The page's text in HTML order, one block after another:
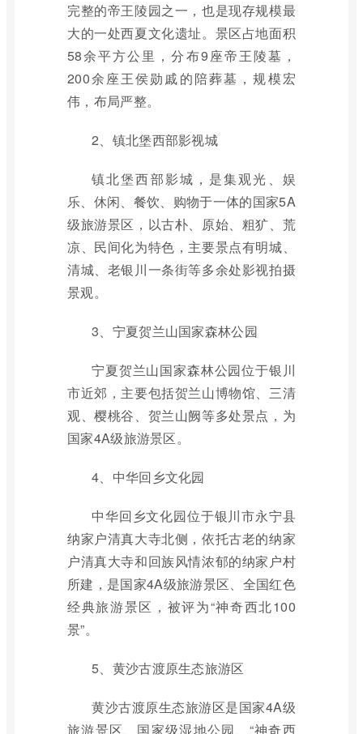
完整的帝王陵园之一，也是现存规模最
大的一处西夏文化遗址。景区占地面积
58余平方公里，分布9座帝王陵墓，
200余座王侯勋戚的陪葬墓，规模宏
伟，布局严整。
2、镇北堡西部影视城
镇北堡西部影城，是集观光、娱
乐、休闲、餐饮、购物于一体的国家5A
级旅游景区，以古朴、原始、粗犷、荒
凉、民间化为特色，主要景点有明城、
清城、老银川一条街等多余处影视拍摄
景观。
3、宁夏贺兰山国家森林公园
宁夏贺兰山国家森林公园位于银川
市近郊，主要包括贺兰山博物馆、三清
观、樱桃谷、贺兰山阙等多处景点，为
国家4A级旅游景区。
4、中华回乡文化园
中华回乡文化园位于银川市永宁县
纳家户清真大寺北侧，依托古老的纳家
户清真大寺和回族风情浓郁的纳家户村
所建，是国家4A级旅游景区、全国红色
经典旅游景区，被评为“神奇西北100
景”。
5、黄沙古渡原生态旅游区
黄沙古渡原生态旅游区是国家4A级
旅游景区、国家级湿地公园、“神奇西